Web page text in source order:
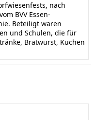
nach
BVV Essen-
Beteiligt waren
und Schulen, die für
Bratwurst, Kuchen